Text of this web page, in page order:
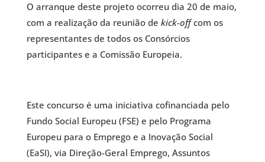
O arranque deste projeto ocorreu dia 20 de maio,
com a realização da reunião de kick-offcom os
representantes de todos os Consórcios
participantes e a Comissão Europeia.
Este concurso é uma iniciativa cofinanciada pelo
Fundo Social Europeu (FSE) e pelo Programa
Europeu para o Emprego e a Inovação Social
(EaSI), via Direção-Geral Emprego, Assuntos